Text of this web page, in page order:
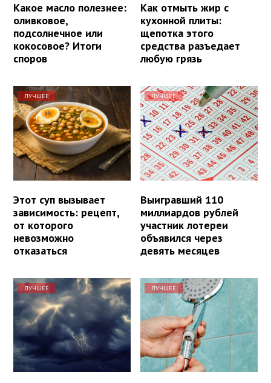
Какое масло полезнее:
оливковое,
подсолнечное или
кокосовое? Итоги
споров
Как отмыть жир с
кухонной плиты:
щепотка этого
средства разъедает
любую грязь
ЛУЧШЕЕ
Этот суп вызывает
зависимость: рецепт,
от которого
невозможно
отказаться
ЛУЧШЕЕ
Выигравший 110
миллиардов рублей
участник лотереи
объявился через
девять месяцев
ЛУЧШЕЕ ЛУЧШЕЕ